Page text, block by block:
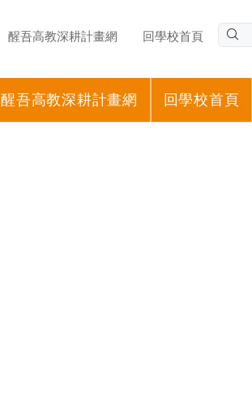
醒吾高教深耕計畫網 回學校首頁
醒吾高教深耕計畫網 回學校首頁